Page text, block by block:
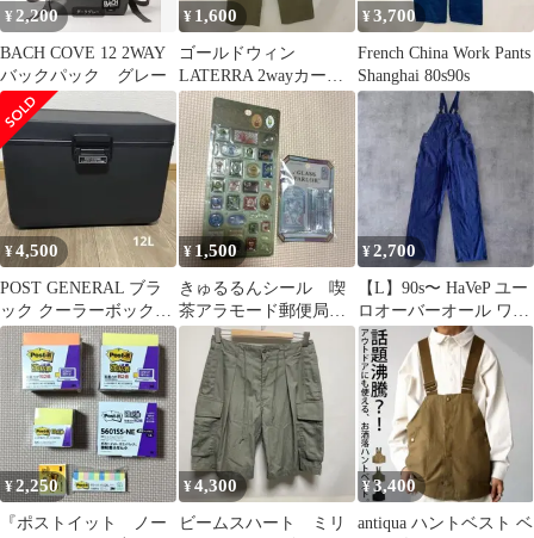
¥ 2,200
BACH COVE 12 2WAY
バックパック グレー
¥ 1,600
ゴールドウィン
LATERRA 2wayカーゴ
パンツカーキ
LT68104
¥3,700
French China Work Pants
Shanghai 80s90s
¥4,500
POST GENERAL ブラ
ック クーラーボックス
12L
¥ 1,500
きゅるるんシール 喫
茶アラモード郵便局
GLASS PARLORステン
ドグラス
¥2,700
【L】90s〜 HaVeP ユー
ロオーバーオール ワー
クパンツ 100%コット
ン
¥2,250
『ポストイット ノー
¥4,300
ビームスハート ミリ
¥3,400
antiqua ハントベスト ベ